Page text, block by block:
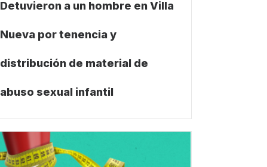
Detuvieron a un hombre en Villa
Nueva por tenencia y
distribución de material de
abuso sexual infantil